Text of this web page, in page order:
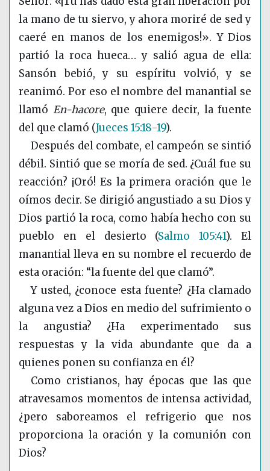
la mano de tu siervo, y ahora moriré de sed y
caeré en manos de los enemigos!». Y Dios
partió la roca hueca… y salió agua de ella:
Sansón bebió, y su espíritu volvió, y se
reanimó. Por eso el nombre del manantial se
llamó En-hacore, que quiere decir, la fuente
del que clamó (Jueces 15:18-19).
Después del combate, el campeón se sintió
débil. Sintió que se moría de sed. ¿Cuál fue su
reacción? ¡Oró! Es la primera oración que le
oímos decir. Se dirigió angustiado a su Dios y
Dios partió la roca, como había hecho con su
pueblo en el desierto (Salmo 105:41). El
manantial lleva en su nombre el recuerdo de
esta oración: “la fuente del que clamó”.
Y usted, ¿conoce esta fuente? ¿Ha clamado
alguna vez a Dios en medio del sufrimiento o
la angustia? ¿Ha experimentado sus
respuestas y la vida abundante que da a
quienes ponen su confianza en él?
Como cristianos, hay épocas que las que
atravesamos momentos de intensa actividad,
¿pero saboreamos el refrigerio que nos
proporciona la oración y la comunión con
Dios?